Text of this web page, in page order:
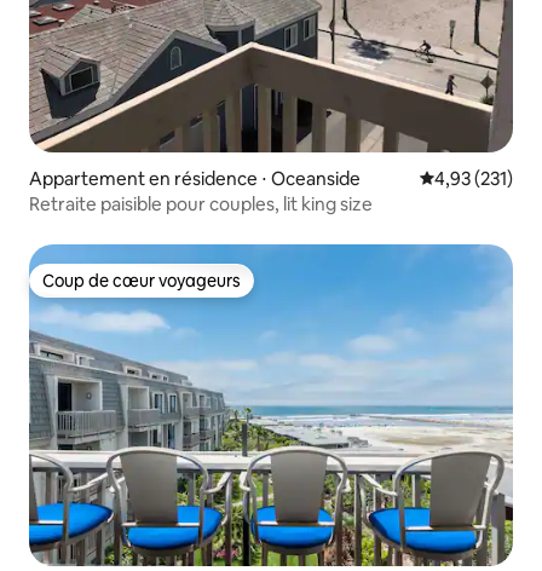
Appartement en résidence ⋅ Oceanside Évaluation
4,93 (231)
Retraite paisible pour couples, lit king size
Coup de cœur voyageurs
Coup de cœur voyageurs